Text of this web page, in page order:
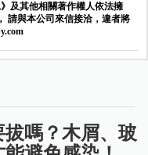
及其他相關著作權人依法擁
請與本公司來信接洽，違者將
嗎？木屑、玻